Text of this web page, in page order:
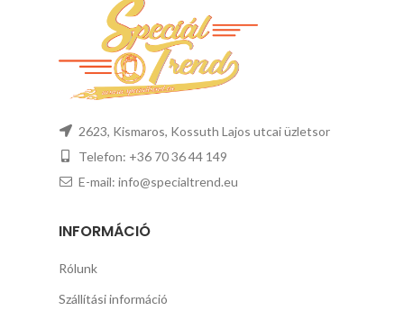
2623, Kismaros, Kossuth Lajos utcai üzletsor
Telefon: +36 70 36 44 149
E-mail: info@specialtrend.eu
INFORMÁCIÓ
Rólunk
Szállítási információ